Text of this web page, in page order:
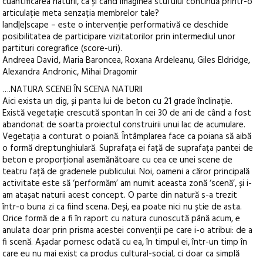
articulație meta senzația membrelor tale?
land|e|scape – este o intervenție performativă ce deschide
posibilitatea de participare vizitatorilor prin intermediul unor
partituri coregrafice (score-uri).
Andreea David, Maria Baroncea, Roxana Ardeleanu, Giles Eldridge,
Alexandra Andronic, Mihai Dragomir
….NATURA SCENEI ÎN SCENA NATURII
Aici exista un dig, și panta lui de beton cu 21 grade înclinație.
Există vegetație crescută spontan în cei 30 de ani de când a fost
abandonat de soarta proiectul construirii unui lac de acumulare.
Vegetația a conturat o poiană. Întâmplarea face ca poiana să aibă
o formă dreptunghiulară. Suprafața ei față de suprafața pantei de
beton e proporțional asemănătoare cu cea ce unei scene de
teatru față de gradenele publicului. Noi, oameni a căror principală
activitate este să ‘performăm’ am numit aceasta zonă ‘scenă’, și i-
am atașat naturii acest concept. O parte din natură s-a trezit
într-o buna zi ca fiind scena. Deși, ea poate nici nu știe de asta.
Orice formă de a fi în raport cu natura cunoscută până acum, e
anulata doar prin prisma acestei convenții pe care i-o atribui: de a
fi scenă. Așadar pornesc odată cu ea, în timpul ei, într-un timp în
care eu nu mai exist ca produs cultural-social, ci doar ca simplă